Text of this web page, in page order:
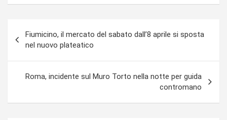
articoli
Fiumicino, il mercato del sabato dall’8 aprile si sposta
nel nuovo plateatico
Roma, incidente sul Muro Torto nella notte per guida
contromano